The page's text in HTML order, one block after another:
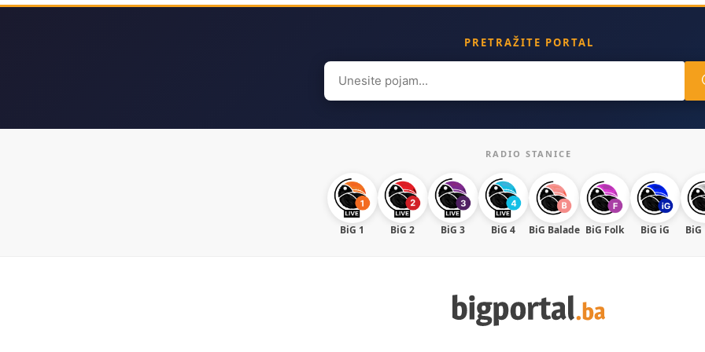
PRETRAŽITE PORTAL
Search
for:
RADIO STANICE
BiG 1 BiG 2 BiG 3 BiG 4 BiG Balade BiG Folk BiG iG BiG